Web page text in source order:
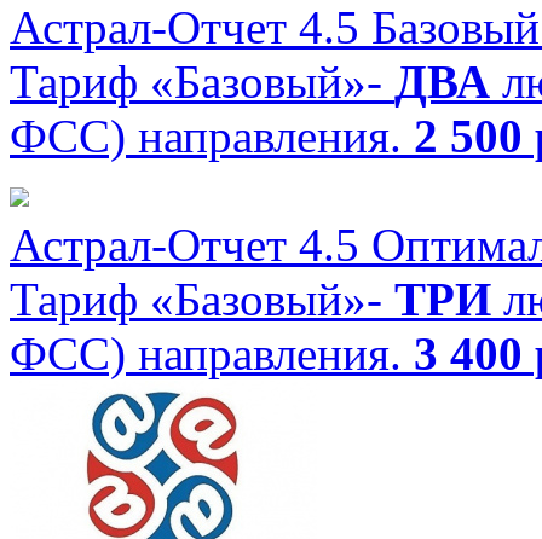
Астрал-Отчет 4.5
Тариф «Базовый»- ДВА
ФСС) направления. 2 500
Астрал-Отчет 4.5
Тариф «Базовый»- ТРИ
ФСС) направления. 3 400